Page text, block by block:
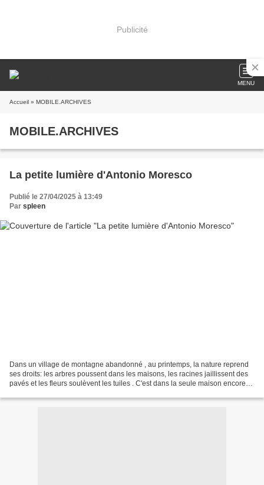
Publicité
MENU
Accueil » MOBILE.ARCHIVES
MOBILE.ARCHIVES
La petite lumière d'Antonio Moresco
Publié le 27/04/2025 à 13:49
Par spleen
Dans un village de montagne abandonné , au printemps, la nature reprend
ses droits: les arbres poussent dans les maisons, les racines jaillissent des
pavés et les fleurs soulèvent les tuiles . C'est dans la seule maison encore